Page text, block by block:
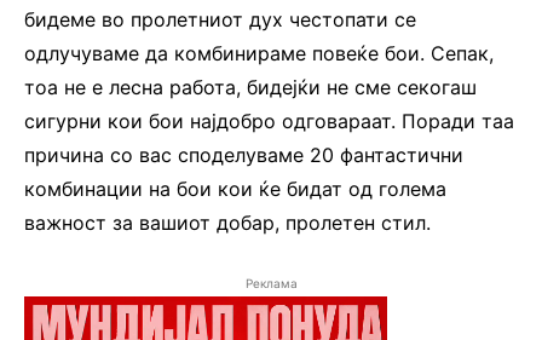
бидеме во пролетниот дух честопати се
одлучуваме да комбинираме повеќе бои. Сепак,
тоа не е лесна работа, бидејќи не сме секогаш
сигурни кои бои најдобро одговараат. Поради таа
причина со вас споделуваме 20 фантастични
комбинации на бои кои ќе бидат од голема
важност за вашиот добар, пролетен стил.
Реклама